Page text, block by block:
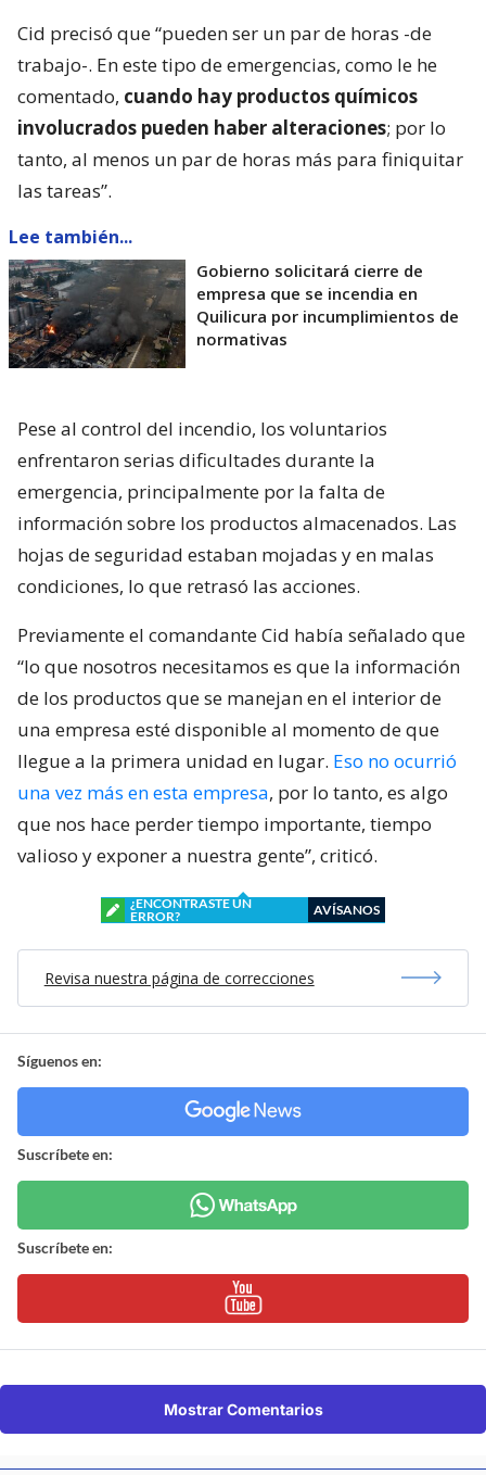
Cid precisó que “pueden ser un par de horas -de
trabajo-. En este tipo de emergencias, como le he
comentado, cuando hay productos químicos
involucrados pueden haber alteraciones; por lo
tanto, al menos un par de horas más para finiquitar
las tareas”.
Lee también...
Gobierno solicitará cierre de
empresa que se incendia en
Quilicura por incumplimientos de
normativas
Pese al control del incendio, los voluntarios
enfrentaron serias dificultades durante la
emergencia, principalmente por la falta de
información sobre los productos almacenados. Las
hojas de seguridad estaban mojadas y en malas
condiciones, lo que retrasó las acciones.
Previamente el comandante Cid había señalado que
“lo que nosotros necesitamos es que la información
de los productos que se manejan en el interior de
una empresa esté disponible al momento de que
llegue a la primera unidad en lugar. Eso no ocurrió
una vez más en esta empresa, por lo tanto, es algo
que nos hace perder tiempo importante, tiempo
valioso y exponer a nuestra gente”, criticó.
¿ENCONTRASTE UN
ERROR?
AVÍSANOS
Revisa nuestra página de correcciones
Síguenos en:
Suscríbete en:
Suscríbete en:
Mostrar Comentarios